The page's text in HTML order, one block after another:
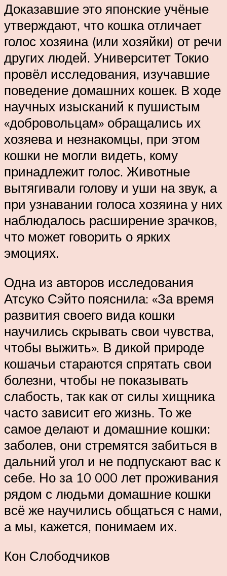
Доказавшие это японские учёные
утверждают, что кошка отличает
голос хозяина (или хозяйки) от речи
других людей. Университет Токио
провёл исследования, изучавшие
поведение домашних кошек. В ходе
научных изысканий к пушистым
«добровольцам» обращались их
хозяева и незнакомцы, при этом
кошки не могли видеть, кому
принадлежит голос. Животные
вытягивали голову и уши на звук, а
при узнавании голоса хозяина у них
наблюдалось расширение зрачков,
что может говорить о ярких
эмоциях.
Одна из авторов исследования
Атсуко Сэйто пояснила: «За время
развития своего вида кошки
научились скрывать свои чувства,
чтобы выжить». В дикой природе
кошачьи стараются спрятать свои
болезни, чтобы не показывать
слабость, так как от силы хищника
часто зависит его жизнь. То же
самое делают и домашние кошки:
заболев, они стремятся забиться в
дальний угол и не подпускают вас к
себе. Но за 10 000 лет проживания
рядом с людьми домашние кошки
всё же научились общаться с нами,
а мы, кажется, понимаем их.
Кон Слободчиков